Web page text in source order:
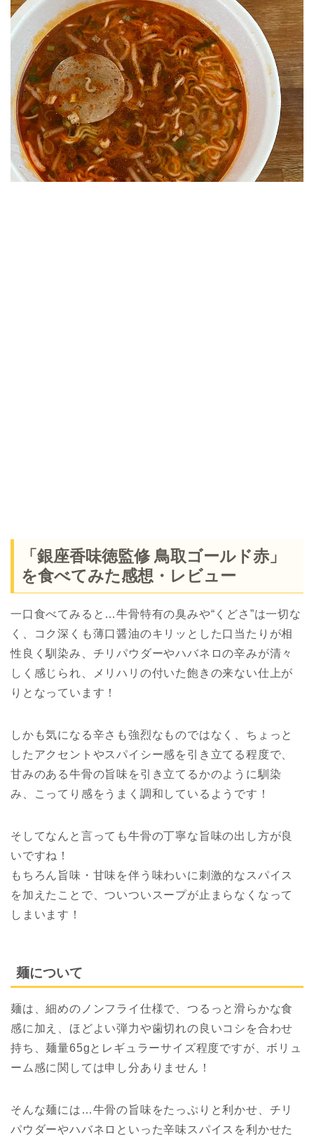
「銀座香味徳監修 鳥取ゴールド赤」
を食べてみた感想・レビュー
一口食べてみると…牛骨特有の臭みや“くどさ”は一切な
く、コク深くも薄口醤油のキリッとした口当たりが相
性良く馴染み、チリパウダーやハバネロの辛みが清々
しく感じられ、メリハリの付いた飽きの来ない仕上が
りとなっています！
しかも気になる辛さも強烈なものではなく、ちょっと
したアクセントやスパイシー感を引き立てる程度で、
甘みのある牛骨の旨味を引き立てるかのように馴染
み、こってり感をうまく調和しているようです！
そしてなんと言っても牛骨の丁寧な旨味の出し方が良
いですね！
もちろん旨味・甘味を伴う味わいに刺激的なスパイス
を加えたことで、ついついスープが止まらなくなって
しまいます！
麺について
麺は、細めのノンフライ仕様で、つるっと滑らかな食
感に加え、ほどよい弾力や歯切れの良いコシを合わせ
持ち、麺量65gとレギュラーサイズ程度ですが、ボリュ
ーム感に関しては申し分ありません！
そんな麺には…牛骨の旨味をたっぷりと利かせ、チリ
パウダーやハバネロといった辛味スパイスを利かせた